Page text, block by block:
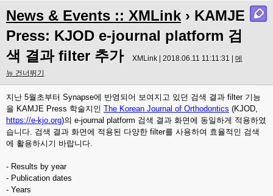
News & Events :: XMLink › KAMJE
Press: KJOD e-journal platform 검
색 결과 filter 추가
XMLink | 2018.06.11 11:11:31 | 메
뉴 건너뛰기
지난 5월초부터 Synapse에 반영되어 보여지고 있던 검색 결과 filter 기능
을 KAMJE Press 학술지인 The Korean Journal of Orthodontics (KJOD,
https://e-kjo.org)의 e-journal platform 검색 결과 화면에 동일하게 적용하였
습니다. 검색 결과 화면에 적용된 다양한 filter를 사용하여 효율적인 검색
에 활용하시기 바랍니다.
- Results by year
- Publication dates
- Years